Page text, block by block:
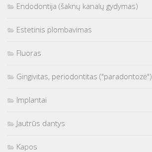
Endodontija (šaknų kanalų gydymas)
Estetinis plombavimas
Fluoras
Gingivitas, periodontitas ("paradontozė")
Implantai
Jautrūs dantys
Kapos